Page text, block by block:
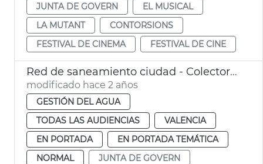
JUNTA DE GOVERN
EL MUSICAL
LA MUTANT
CONTORSIONS
FESTIVAL DE CINEMA
FESTIVAL DE CINE
Red de saneamiento ciudad - Colector Norte
modificado hace 2 años
GESTIÓN DEL AGUA
TODAS LAS AUDIENCIAS
VALENCIA
EN PORTADA
EN PORTADA TEMÁTICA
NORMAL
JUNTA DE GOVERN